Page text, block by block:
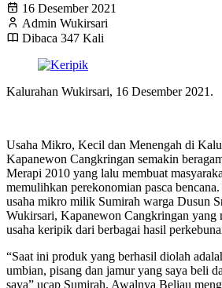
16 Desember 2021
Admin Wukirsari
Dibaca 347 Kali
Kalurahan Wukirsari, 16 Desember 2021.
Usaha Mikro, Kecil dan Menengah di
Kapanewon Cangkringan semakin
Merapi 2010 yang lalu membuat
memulihkan perekonomian pasca
usaha mikro milik Sumirah warga Dusun
Wukirsari, Kapanewon Cangkringan yang
usaha keripik dari berbagai hasil
“Saat ini produk yang berhasil diolah
umbian, pisang dan jamur yang saya beli
saya” ucap Sumirah. Awalnya Beliau